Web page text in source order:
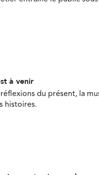
à venir
du présent, la
histoires.